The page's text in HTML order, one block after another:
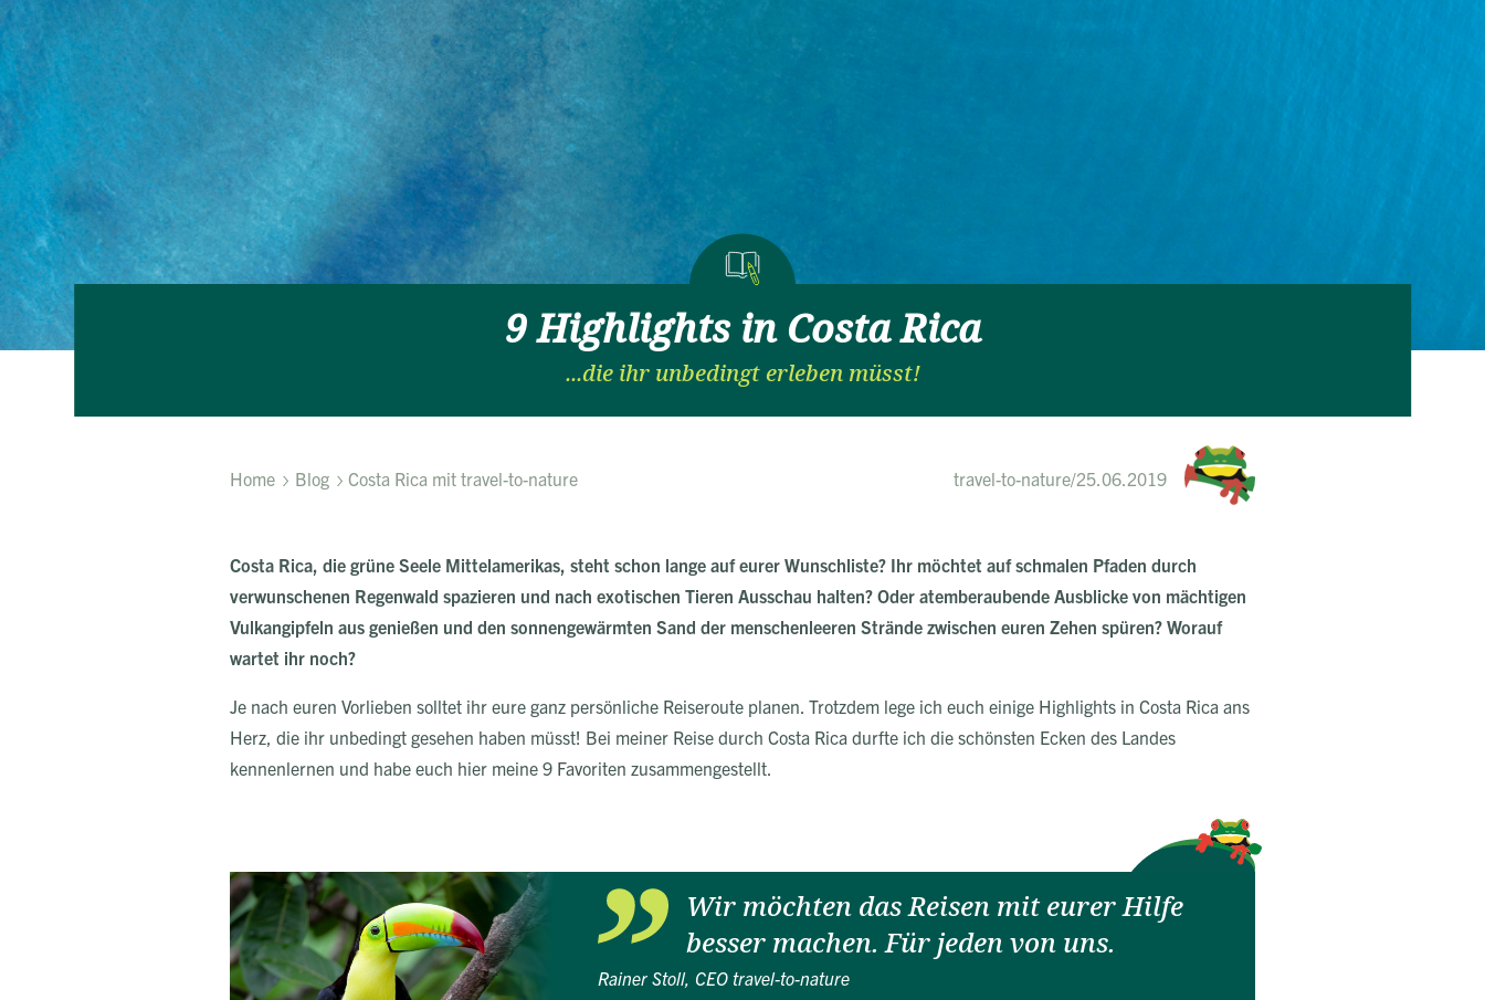
9 Highlights in Costa Rica
...die ihr unbedingt erleben müsst!
Home Blog Costa Rica mit travel-to-nature travel-to-nature/25.06.2019
Costa Rica, die grüne Seele Mittelamerikas, steht schon lange auf eurer Wunschliste? Ihr möchtet auf schmalen Pfaden durch
verwunschenen Regenwald spazieren und nach exotischen Tieren Ausschau halten? Oder atemberaubende Ausblicke von mächtigen
Vulkangipfeln aus genießen und den sonnengewärmten Sand der menschenleeren Strände zwischen euren Zehen spüren? Worauf
wartet ihr noch?
Je nach euren Vorlieben solltet ihr eure ganz persönliche Reiseroute planen. Trotzdem lege ich euch einige Highlights in Costa Rica ans
Herz, die ihr unbedingt gesehen haben müsst! Bei meiner Reise durch Costa Rica durfte ich die schönsten Ecken des Landes
kennenlernen und habe euch hier meine 9 Favoriten zusammengestellt.
Wir möchten das Reisen mit eurer Hilfe
besser machen. Für jeden von uns.
Rainer Stoll, CEO travel-to-nature